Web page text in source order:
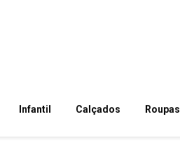
Infantil Calçados Roupas